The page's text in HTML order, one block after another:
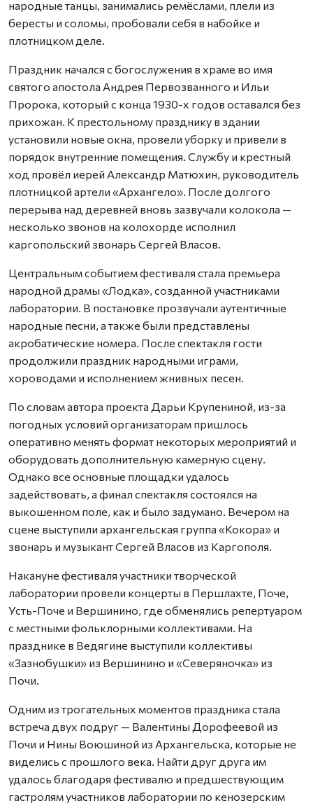
народные танцы, занимались ремёслами, плели из
бересты и соломы, пробовали себя в набойке и
плотницком деле.
Праздник начался с богослужения в храме во имя
святого апостола Андрея Первозванного и Ильи
Пророка, который с конца 1930-х годов оставался без
прихожан. К престольному празднику в здании
установили новые окна, провели уборку и привели в
порядок внутренние помещения. Службу и крестный
ход провёл иерей Александр Матюхин, руководитель
плотницкой артели «Архангело». После долгого
перерыва над деревней вновь зазвучали колокола —
несколько звонов на колохорде исполнил
каргопольский звонарь Сергей Власов.
Центральным событием фестиваля стала премьера
народной драмы «Лодка», созданной участниками
лаборатории. В постановке прозвучали аутентичные
народные песни, а также были представлены
акробатические номера. После спектакля гости
продолжили праздник народными играми,
хороводами и исполнением жнивных песен.
По словам автора проекта Дарьи Крупениной, из-за
погодных условий организаторам пришлось
оперативно менять формат некоторых мероприятий и
оборудовать дополнительную камерную сцену.
Однако все основные площадки удалось
задействовать, а финал спектакля состоялся на
выкошенном поле, как и было задумано. Вечером на
сцене выступили архангельская группа «Кокора» и
звонарь и музыкант Сергей Власов из Каргополя.
Накануне фестиваля участники творческой
лаборатории провели концерты в Першлахте, Поче,
Усть-Поче и Вершинино, где обменялись репертуаром
с местными фольклорными коллективами. На
празднике в Ведягине выступили коллективы
«Зазнобушки» из Вершинино и «Северяночка» из
Почи.
Одним из трогательных моментов праздника стала
встреча двух подруг — Валентины Дорофеевой из
Почи и Нины Воюшиной из Архангельска, которые не
виделись с прошлого века. Найти друг друга им
удалось благодаря фестивалю и предшествующим
гастролям участников лаборатории по кенозерским